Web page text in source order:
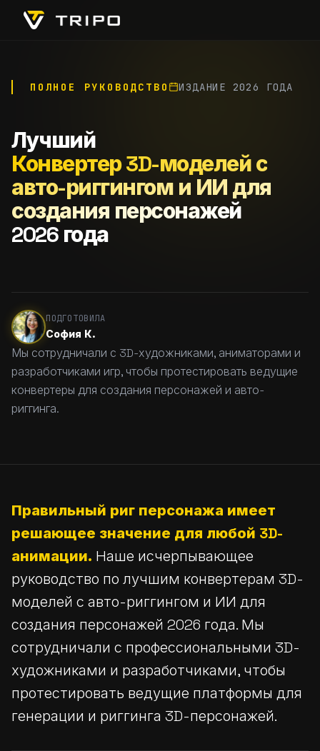
ПОЛНОЕ РУКОВОДСТВО ИЗДАНИЕ 2026 ГОДА
Лучший
Конвертер 3D-моделей с
авто-риггингом и ИИ для
создания персонажей
2026 года
ПОДГОТОВИЛА
София К.
Мы сотрудничали с 3D-художниками, аниматорами и
разработчиками игр, чтобы протестировать ведущие
конвертеры для создания персонажей и авто-
риггинга.
Правильный риг персонажа имеет
решающее значение для любой 3D-
анимации. Наше исчерпывающее
руководство по лучшим конвертерам 3D-
моделей с авто-риггингом и ИИ для
создания персонажей 2026 года. Мы
сотрудничали с профессиональными 3D-
художниками и разработчиками, чтобы
протестировать ведущие платформы для
генерации и риггинга 3D-персонажей.